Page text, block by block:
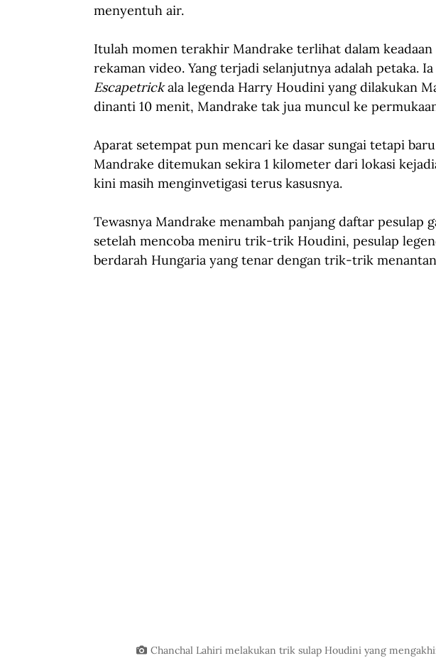
menyentuh air.
Itulah momen terakhir Mandrake terlihat dalam
rekaman video. Yang terjadi selanjutnya adalah petaka.
Escapetrick ala legenda Harry Houdini yang dilakukan
dinanti 10 menit, Mandrake tak jua muncul ke
Aparat setempat pun mencari ke dasar sungai tetapi
Mandrake ditemukan sekira 1 kilometer dari lokasi
kini masih menginvetigasi terus kasusnya.
Tewasnya Mandrake menambah panjang daftar pesulap
setelah mencoba meniru trik-trik Houdini, pesulap
berdarah Hungaria yang tenar dengan trik-trik
Chanchal Lahiri melakukan trik sulap Houdini yang